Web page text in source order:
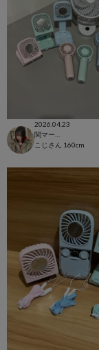
2026.04.23
こじさん 160cm